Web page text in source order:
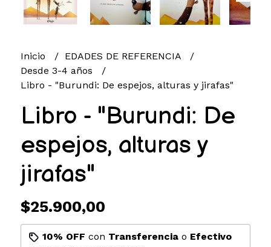
Inicio
EDADES DE REFERENCIA
Desde 3-4 años
Libro - "Burundi: De espejos, alturas y jirafas"
Libro - "Burundi: De
espejos, alturas y
jirafas"
$25.900,00
10% OFF con Transferenciao Efectivo